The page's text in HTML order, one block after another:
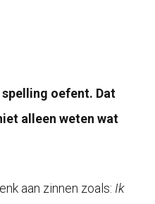
oefent. Dat
alleen weten wat
aan zinnen zoals: Ik